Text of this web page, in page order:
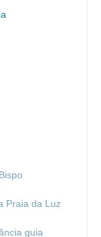
Praia da Luz
guia